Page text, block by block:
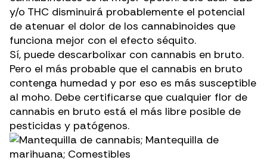
y/o THC disminuirá probablemente el potencial
de atenuar el dolor de los cannabinoides que
funciona mejor con el efecto séquito.
Sí, puede descarbolixar con cannabis en bruto.
Pero el más probable que el cannabis en bruto
contenga humedad y por eso es más susceptible
al moho. Debe certificarse que cualquier flor de
cannabis en bruto está el más libre posible de
pesticidas y patógenos.